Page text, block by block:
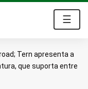
☰
Tern apresenta a
que suporta entre